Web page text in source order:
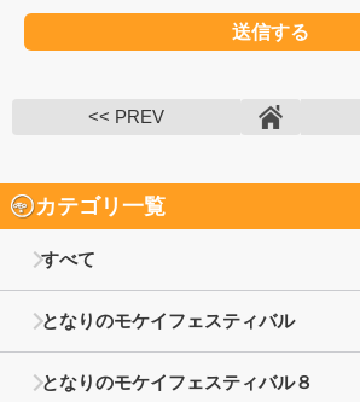
<< PREV
カテゴリ一覧
すべて
となりのモケイフェスティバル
となりのモケイフェスティバル８